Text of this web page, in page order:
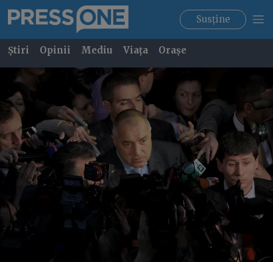
Susține
Știri Opinii Mediu Viața Orașe